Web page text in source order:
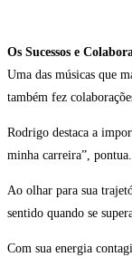
Os Sucessos e
Uma das músicas que
também fez
Rodrigo destaca a
minha carreira”, pontua.
Ao olhar para sua
sentido quando se
Com sua energia